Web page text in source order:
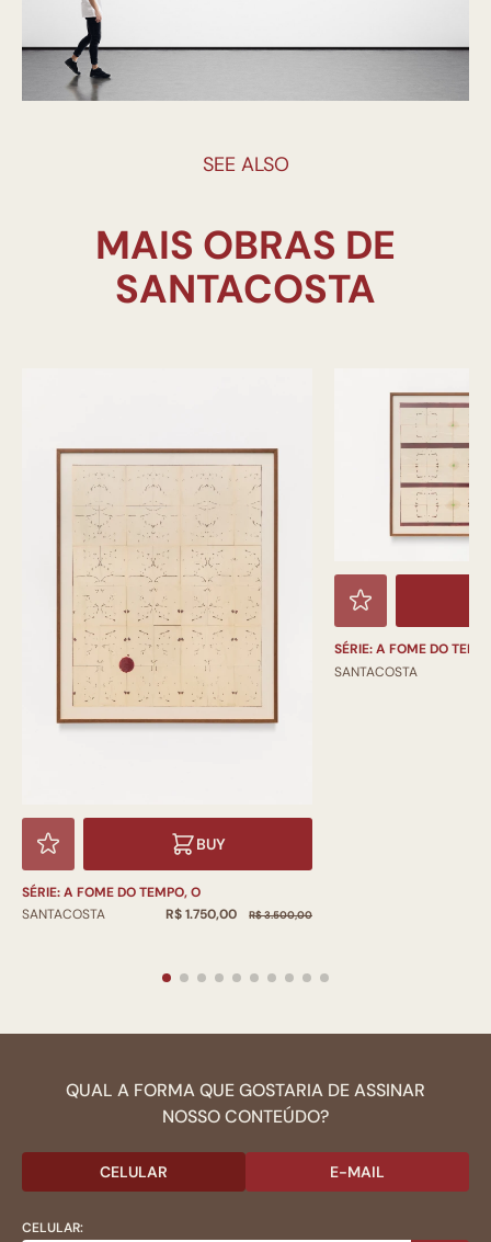
SEE ALSO
MAIS OBRAS DE
BUY
SÉRIE: A FOME DO TEMPO, O
SANTACOSTA
R$ 1.750,00 R$ 3.500,00
SÉRIE: A FOME DO
SANTACOSTA
QUAL A FORMA QUE GOSTARIA DE ASSINAR
NOSSO CONTEÚDO?
CELULAR E-MAIL
CELULAR: